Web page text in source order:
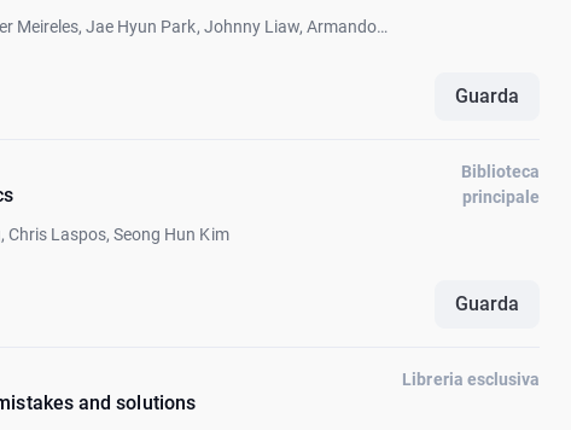
Meireles, Jae Hyun Park, Johnny Liaw, Armando
Guarda
Laspos, Seong Hun Kim
Biblioteca
principale
Guarda
and solutions
Libreria esclusiva